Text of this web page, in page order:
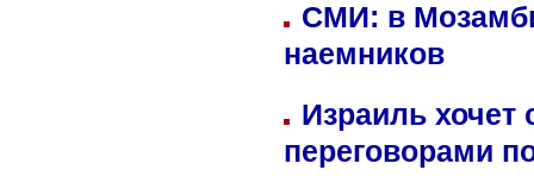
СМИ: в
наемников
Израиль хочет
переговорами